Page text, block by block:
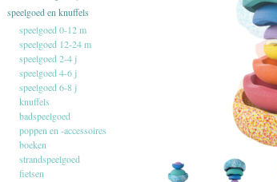
speelgoed en knuffels
speelgoed 0-12 m
speelgoed 12-24 m
speelgoed 2-4 j
speelgoed 4-6 j
speelgoed 6-8 j
knuffels
badspeelgoed
poppen en -accessoires
boeken
strandspeelgoed
fietsen